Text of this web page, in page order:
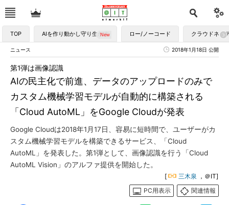
TOP AIを作り動かし守り生かす ロー/ノーコード クラウドネイ
ニュース 2018年1月18日 公開
AIの民主化で前進、データのアップロードのみで
カスタム機械学習モデルが自動的に構築される
「Cloud AutoML」をGoogle Cloudが発表
第1弾は画像認識
Google Cloudは2018年1月17日、容易に短時間で、ユーザーがカ
スタム機械学習モデルを構築できるサービス、「Cloud
AutoML」を発表した。第1弾として、画像認識を行う「Cloud
AutoML Vision」のアルファ提供を開始した。
[ 三木泉 ，＠IT]
PC用表示
関連情報